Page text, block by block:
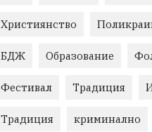
Християнство
БДЖ Образование
Фестивал Традиция
Традиция криминално